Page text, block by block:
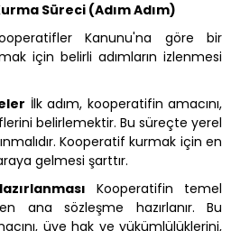
Süreci (Adım Adım)
Kanunu'na göre bir
için belirli adımların izlenmesi
İlk adım, kooperatifin amacını,
belirlemektir. Bu süreçte yerel
Kooperatif kurmak için en
gelmesi şarttır.
Kooperatifin temel
ana sözleşme hazırlanır. Bu
üye hak ve yükümlülüklerini,